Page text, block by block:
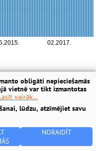
obligāti nepieciešamās
vietnē var tikt izmantotas
vairāk...
lūdzu, atzīmējiet savu
NORAIDĪT